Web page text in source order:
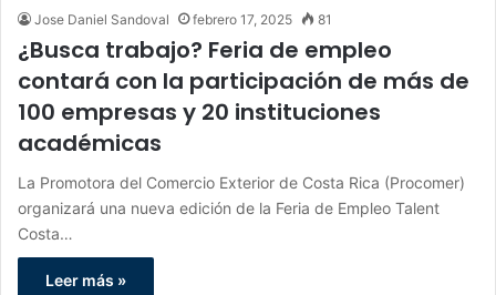
Jose Daniel Sandoval febrero 17, 2025 81
¿Busca trabajo? Feria de empleo
contará con la participación de más de
100 empresas y 20 instituciones
académicas
La Promotora del Comercio Exterior de Costa Rica (Procomer)
organizará una nueva edición de la Feria de Empleo Talent
Costa…
Leer más »